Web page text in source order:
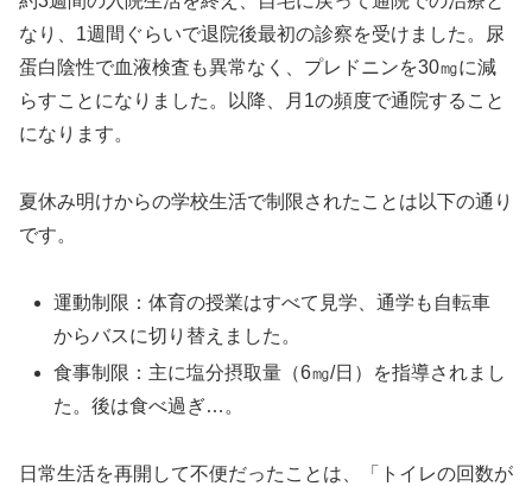
なり、1週間ぐらいで退院後最初の診察を受けました。尿
蛋白陰性で血液検査も異常なく、プレドニンを30㎎に減
らすことになりました。以降、月1の頻度で通院すること
になります。
夏休み明けからの学校生活で制限されたことは以下の通り
です。
運動制限：体育の授業はすべて見学、通学も自転車
からバスに切り替えました。
食事制限：主に塩分摂取量（6㎎/日）を指導されまし
た。後は食べ過ぎ…。
日常生活を再開して不便だったことは、「トイレの回数が